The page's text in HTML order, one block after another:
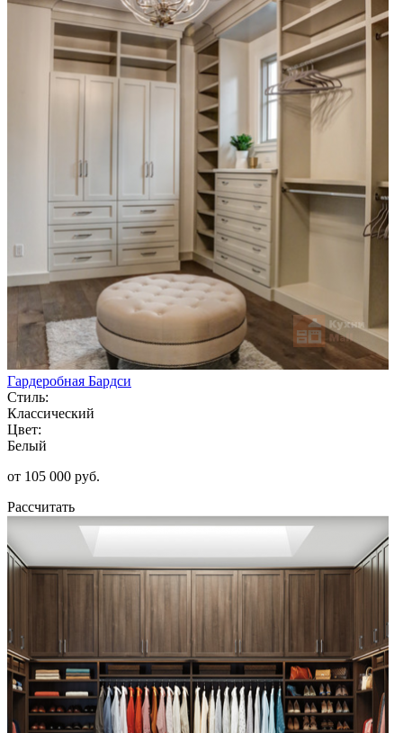
Гардеробная Бардси
Стиль:
Классический
Цвет:
Белый
от 105 000 руб.
Рассчитать